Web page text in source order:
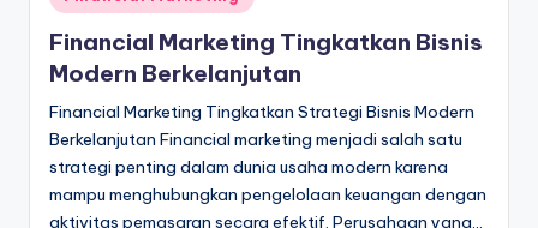
in
Financial Marketing Tingkatkan Bisnis
Modern Berkelanjutan
Financial Marketing Tingkatkan Strategi Bisnis Modern
Berkelanjutan Financial marketing menjadi salah satu
strategi penting dalam dunia usaha modern karena
mampu menghubungkan pengelolaan keuangan dengan
aktivitas pemasaran secara efektif. Perusahaan yang…